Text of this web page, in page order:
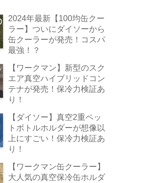
2024年最新【100均缶クー
ラー】ついにダイソーから
缶クーラーが発売！コスパ
最強！？
【ワークマン】新型のスク
エア真空ハイブリッドコン
テナが発売！保冷力検証あ
り！
【ダイソー】真空2重ペッ
トボトルホルダーが想像以
上にすごい！保冷力検証あ
り！
【ワークマン缶クーラー】
大人気の真空保冷缶ホルダ